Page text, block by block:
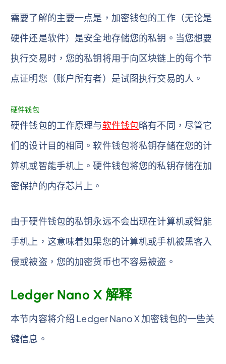
需要了解的主要一点是，加密钱包的工作（无论是
硬件还是软件）是安全地存储您的私钥。当您想要
执行交易时，您的私钥将用于向区块链上的每个节
点证明您（账户所有者）是试图执行交易的人。
硬件钱包
硬件钱包的工作原理与软件钱包略有不同，尽管它
们的设计目的相同。软件钱包将私钥存储在您的计
算机或智能手机上。硬件钱包将您的私钥存储在加
密保护的内存芯片上。
由于硬件钱包的私钥永远不会出现在计算机或智能
手机上，这意味着如果您的计算机或手机被黑客入
侵或被盗，您的加密货币也不容易被盗。
Ledger Nano X 解释
本节内容将介绍 Ledger Nano X 加密钱包的一些关
键信息。